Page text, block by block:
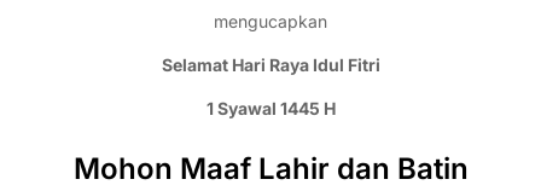
mengucapkan
Selamat Hari Raya Idul Fitri
1 Syawal 1445 H
Mohon Maaf Lahir dan Batin